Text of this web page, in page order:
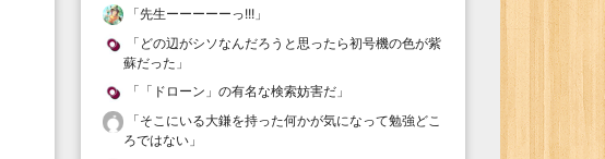
「先生ーーーーーっ!!! 」
「 どの辺がシソなんだろうと思ったら初号機の色が紫
蘇だった 」
「 「ドローン」の有名な検索妨害だ 」
「そこにいる大鎌を持った何かが気になって勉強どこ
ろではない 」